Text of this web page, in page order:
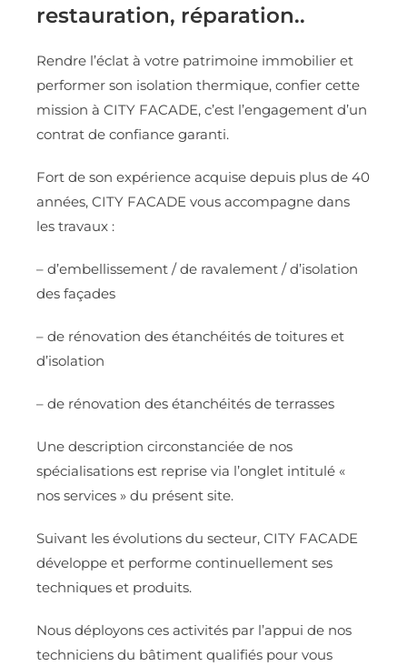
restauration, réparation..
Rendre l’éclat à votre patrimoine immobilier et
performer son isolation thermique, confier cette
mission à CITY FACADE, c’est l’engagement d’un
contrat de confiance garanti.
Fort de son expérience acquise depuis plus de 40
années, CITY FACADE vous accompagne dans
les travaux :
– d’embellissement / de ravalement / d’isolation
des façades
– de rénovation des étanchéités de toitures et
d’isolation
– de rénovation des étanchéités de terrasses
Une description circonstanciée de nos
spécialisations est reprise via l’onglet intitulé «
nos services » du présent site.
Suivant les évolutions du secteur, CITY FACADE
développe et performe continuellement ses
techniques et produits.
Nous déployons ces activités par l’appui de nos
techniciens du bâtiment qualifiés pour vous